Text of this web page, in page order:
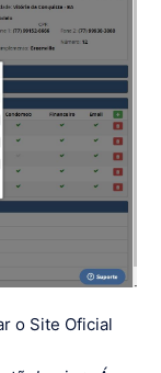
o Site Oficial